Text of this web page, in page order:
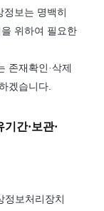
보는 명백히
위하여 필요한
존재확인·삭제
겠습니다.
간·보관·
보처리장치